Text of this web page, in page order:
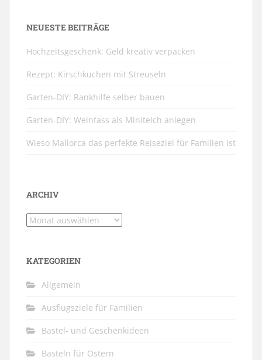
NEUESTE BEITRÄGE
Hochzeitsgeschenk: Geld kreativ verpacken
Rezept: Kirschkuchen mit Streuseln
Garten-DIY: Rankhilfe selber bauen
Garten-DIY: Weinfass als Miniteich anlegen
Wieso Mallorca das perfekte Reiseziel für Familien ist
ARCHIV
Archiv
KATEGORIEN
Allgemein
Ausflugsziele für Familien
Bastel- und Geschenkideen
Basteln für Ostern